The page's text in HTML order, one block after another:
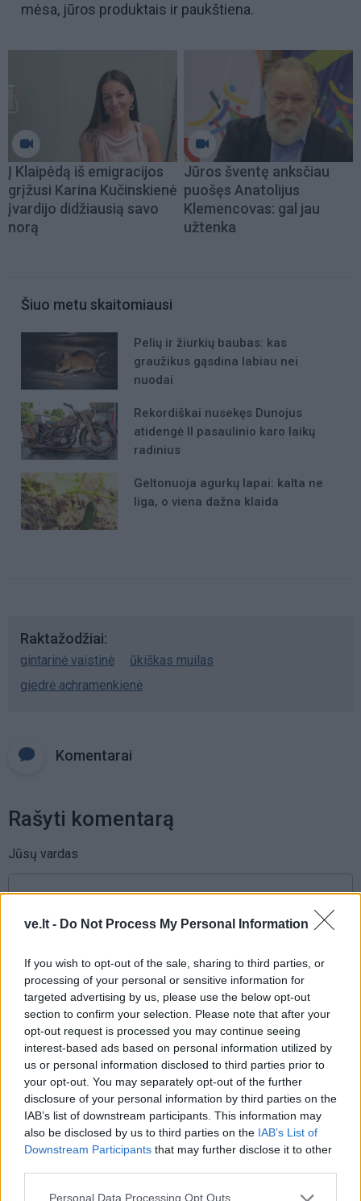
ve.lt - Do Not Process My Personal Information
If you wish to opt-out of the sale, sharing to third parties, or
processing of your personal or sensitive information for
targeted advertising by us, please use the below opt-out
section to confirm your selection. Please note that after your
opt-out request is processed you may continue seeing
interest-based ads based on personal information utilized by
us or personal information disclosed to third parties prior to
your opt-out. You may separately opt-out of the further
disclosure of your personal information by third parties on the
IAB’s list of downstream participants. This information may
also be disclosed by us to third parties on the IAB’s List of
Downstream Participants that may further disclose it to other
Personal Data Processing Opt Outs
mėsa, jūros produktais ir paukštiena.
Į Klaipėdą iš emigracijos
grįžusi Karina Kučinskienė
įvardijo didžiausią savo
norą
Jūros šventę anksčiau
puošęs Anatolijus
Klemencovas: gal jau
užtenka
Šiuo metu skaitomiausi
Pelių ir žiurkių baubas: kas
graužikus gąsdina labiau nei
nuodai
Rekordiškai nusekęs Dunojus
atidengė II pasaulinio karo laikų
radinius
Geltonuoja agurkų lapai: kalta ne
liga, o viena dažna klaida
Raktažodžiai
gintarinė vaistinė
ūkiškas muilas
giedrė achramenkienė
Komentarai
Rašyti komentarą
Jūsų vardas
Komentaras
Sutinku su taisyklėmis
This site is protected by
reCAPTCHA and the Google
Privacy PolicyandTerms of
Serviceapply.